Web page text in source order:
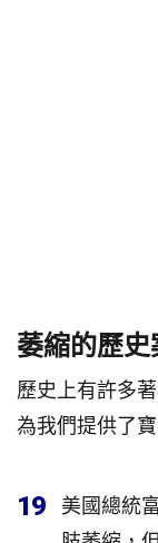
萎縮的歷史
歷史上有許多
為我們提供了
19
美國總統